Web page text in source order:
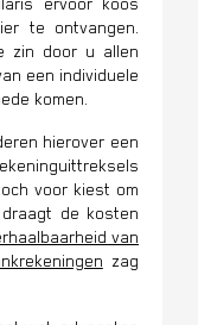
ervoor koos
te ontvangen.
zin door u allen
een individuele
komen.
hierover een
voor kiest om
de kosten
van
zag